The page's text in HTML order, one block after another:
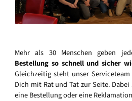
Mehr als 30 Menschen geben
Bestellung so schnell und sicher
Gleichzeitig steht unser
Dich mit Rat und Tat zur Seite.
eine Bestellung oder eine